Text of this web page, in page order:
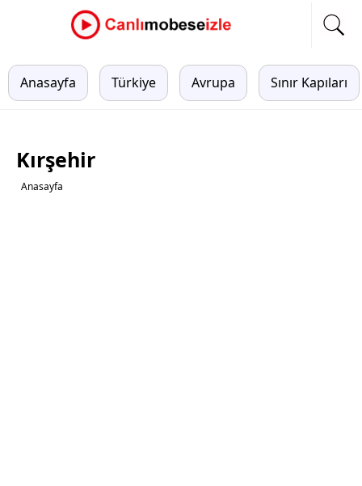
Anasayfa Türkiye Avrupa Sınır Kapıları
Kırşehir
Anasayfa